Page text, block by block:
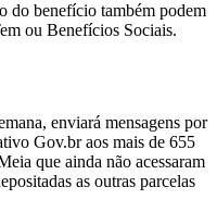
do benefício também podem
ou Benefícios Sociais.
enviará mensagens por
Gov.br aos mais de 655
que ainda não acessaram
as outras parcelas